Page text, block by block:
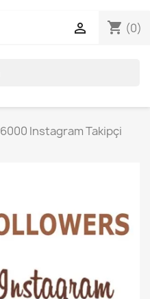
shopping_cart (0)

6000 Instagram Takipçi